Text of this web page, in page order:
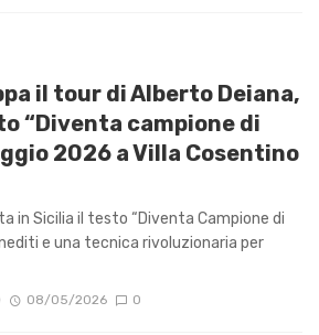
il tour di Alberto Deiana,
“Diventa campione di
2026 a Villa Cosentino
in Sicilia il testo “Diventa Campione di
e una tecnica rivoluzionaria per
08/05/2026 0